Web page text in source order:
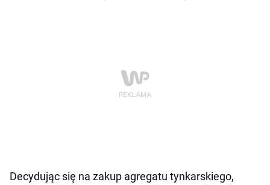
Decydując się na zakup agregatu tynkarskiego,